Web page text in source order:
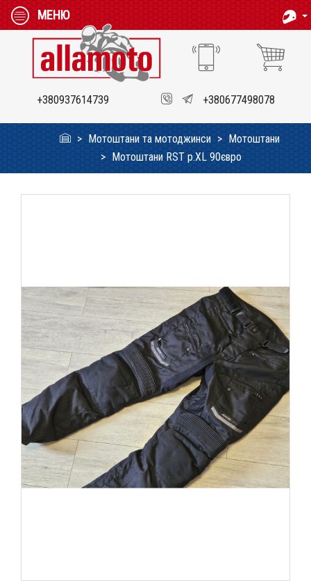
МЕНЮ
+380937614739 +380677498078
Мотоштани та мотоджинси
Мотоштани
Мотоштани RST p.XL 90євро